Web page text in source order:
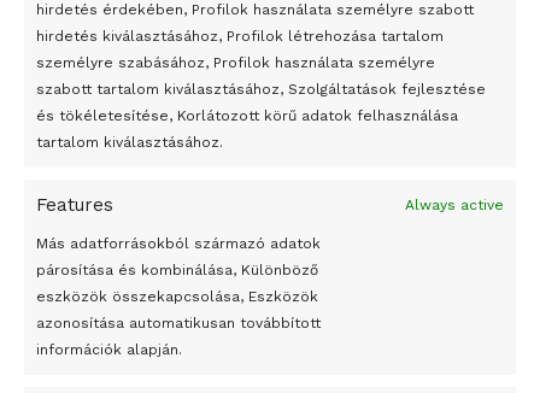
hirdetés érdekében, Profilok használata személyre szabott
hirdetés kiválasztásához, Profilok létrehozása tartalom
személyre szabásához, Profilok használata személyre
szabott tartalom kiválasztásához, Szolgáltatások fejlesztése
és tökéletesítése, Korlátozott körű adatok felhasználása
tartalom kiválasztásához.
Features Always active
Más adatforrásokból származó adatok
párosítása és kombinálása, Különböző
eszközök összekapcsolása, Eszközök
azonosítása automatikusan továbbított
információk alapján.
Egy vagyonért adták el Banksy művét miután elégették.
Az 1950-ben elhunyt alkotók művei szabadon
felhasználhatóvá válnak
Megváltoztatják a montenegrói egyházügyi törvény
Peking – A visegrádi országok zsidó kulturális örökségét
bemutató fotókiállítás nyílt
Megveszi az osztrák Wienerberger az amerikai Meridian
Bricket
A Startup Campus egyetemi programjainak legjobbjai az